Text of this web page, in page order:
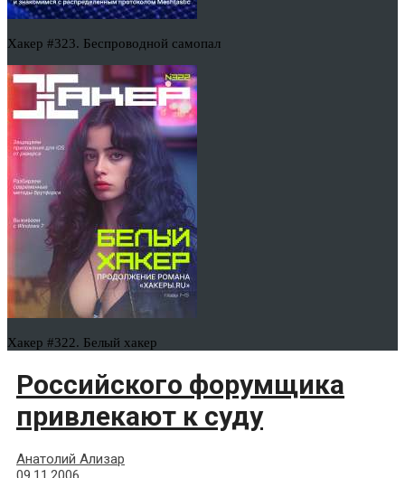
Хакер #323. Беспроводной самопал
Хакер #322. Белый хакер
Российского форумщика
привлекают к суду
Анатолий Ализар